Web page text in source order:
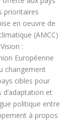
prioritaires
en oeuvre de
(AMCC)
:
Européenne
changement
cibles pour
et
politique entre
à propos